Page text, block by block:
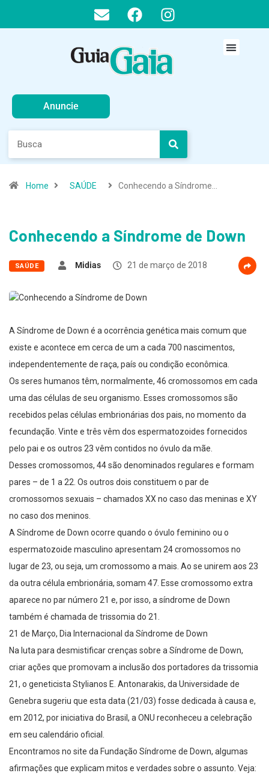
Anuncie
Home SAÚDE Conhecendo a Síndrome…
Conhecendo a Síndrome de Down
SAÚDE Midias 21 de março de 2018
A Síndrome de Down é a ocorrência genética mais comum que
existe e acontece em cerca de um a cada 700 nascimentos,
independentemente de raça, país ou condição econômica.
Os seres humanos têm, normalmente, 46 cromossomos em cada
uma das células de seu organismo. Esses cromossomos são
recebidos pelas células embrionárias dos pais, no momento da
fecundação. Vinte e três vêm dos espermatozoides fornecidos
pelo pai e os outros 23 vêm contidos no óvulo da mãe.
Desses cromossomos, 44 são denominados regulares e formam
pares – de 1 a 22. Os outros dois constituem o par de
cromossomos sexuais – chamados XX no caso das meninas e XY
no caso dos meninos.
A Síndrome de Down ocorre quando o óvulo feminino ou o
espermatozoide masculino apresentam 24 cromossomos no
lugar de 23, ou seja, um cromossomo a mais. Ao se unirem aos 23
da outra célula embrionária, somam 47. Esse cromossomo extra
aparece no par número 21 e, por isso, a síndrome de Down
também é chamada de trissomia do 21.
21 de Março, Dia Internacional da Síndrome de Down
Na luta para desmistificar crenças sobre a Síndrome de Down,
criar ações que promovam a inclusão dos portadores da trissomia
21, o geneticista Stylianos E. Antonarakis, da Universidade de
Genebra sugeriu que esta data (21/03) fosse dedicada à causa e,
em 2012, por iniciativa do Brasil, a ONU reconheceu a celebração
em seu calendário oficial.
Encontramos no site da Fundação Síndrome de Down, algumas
afirmações que explicam mitos e verdades sobre o assunto. Veja: